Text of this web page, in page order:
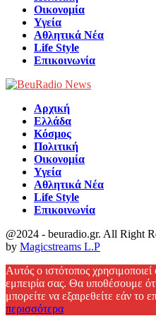
Οικονομία
Υγεία
Αθλητικά Νέα
Life Style
Επικοινωνία
Αρχική
Ελλάδα
Κόσμος
Πολιτική
Οικονομία
Υγεία
Αθλητικά Νέα
Life Style
Επικοινωνία
@2024 - beuradio.gr. All Right
by Magicstreams L.P
Αυτός ο ιστότοπος
εμπειρία σας. Θα υποθέσουμε
μπορείτε να εξαιρεθείτε εάν το
περισσότερα